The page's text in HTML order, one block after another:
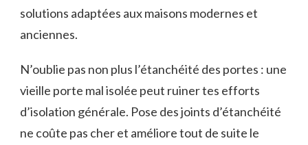
solutions adaptées aux maisons modernes et
anciennes.
N’oublie pas non plus l’étanchéité des portes : une
vieille porte mal isolée peut ruiner tes efforts
d’isolation générale. Pose des joints d’étanchéité
ne coûte pas cher et améliore tout de suite le